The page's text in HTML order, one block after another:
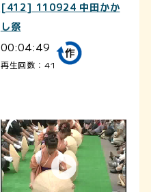
[412] 110924 中田かか
し祭
00:04:49
再生回数：41